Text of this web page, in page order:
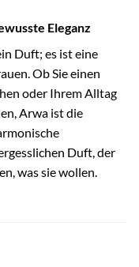
Eleganz
Duft; es ist eine
Ob Sie einen
oder Ihrem Alltag
Arwa ist die
Duft, der
was sie wollen.